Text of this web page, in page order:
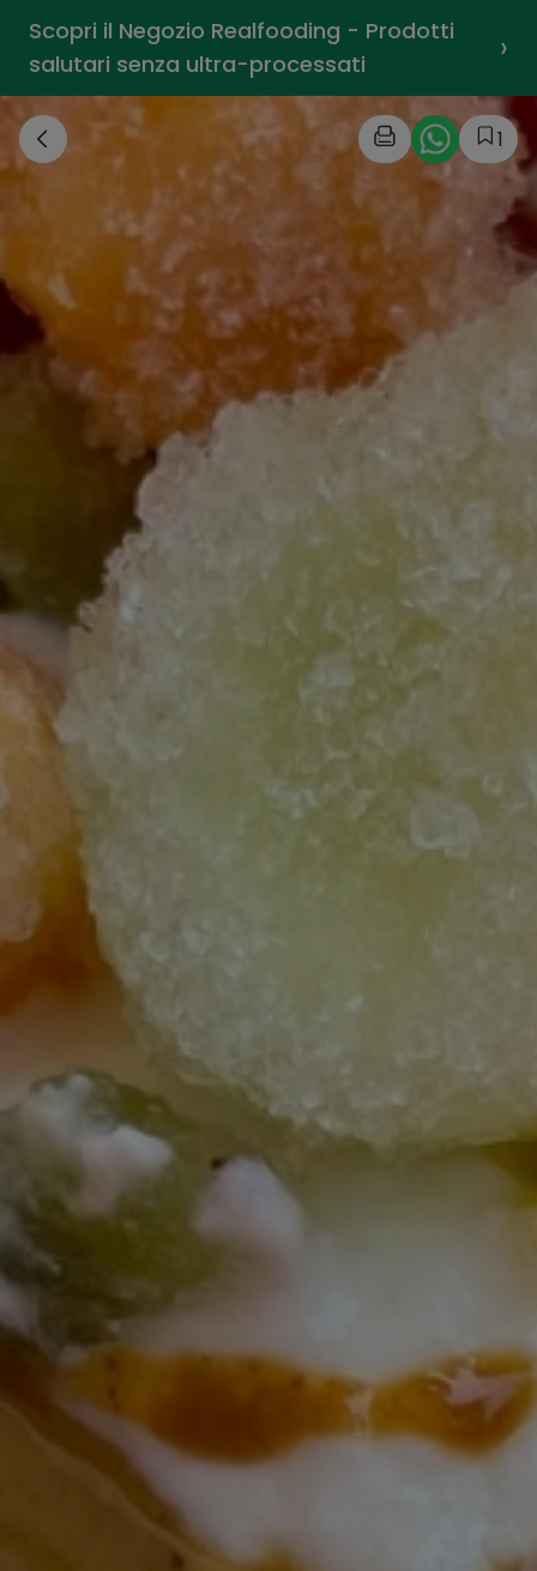
Scopri il Negozio Realfooding - Prodotti
salutari senza ultra-processati
›
1